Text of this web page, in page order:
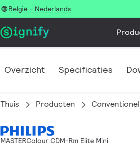
België - Nederlands
Overzicht Specificaties
Thuis Producten
MASTERColour CDM-Rm Elite Mini